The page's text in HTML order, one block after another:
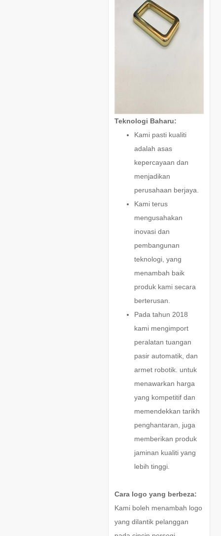
Teknologi Baharu:
Kami pasti kualiti
adalah asas
kepercayaan dan
menjadikan
perusahaan berjaya.
Kami terus
mengusahakan
inovasi dan
pembangunan
teknologi, yang
menambah baik
produk kami secara
berterusan.
Pada tahun 2018
kami mengimport
peralatan tuangan
pasir automatik, dan
armet robotik. untuk
menawarkan harga
yang kompetitif dan
memendekkan tarikh
penghantaran, juga
memberikan produk
jaminan kualiti yang
lebih tinggi.
Cara logo yang berbeza:
Kami boleh menambah logo
yang dilantik pelanggan